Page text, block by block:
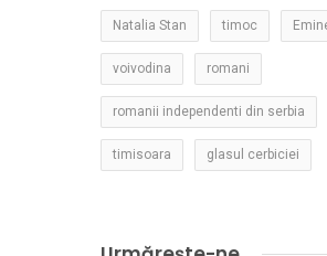
Natalia Stan timoc
voivodina romani
romanii independenti din serbia
timisoara glasul cerbiciei